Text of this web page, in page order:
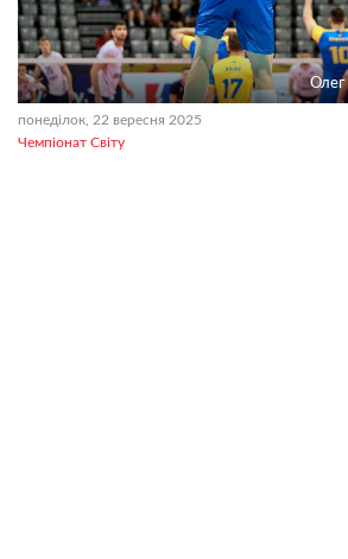
Олег
понеділок, 22 вересня 2025
Чемпіонат Світу